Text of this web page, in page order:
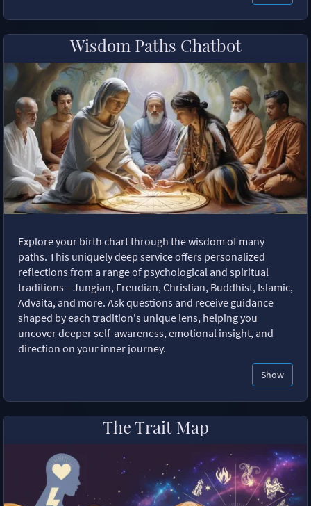
Wisdom Paths Chatbot
Explore your birth chart through the wisdom of many
paths. This uniquely deep service offers personalized
reflections from a range of psychological and spiritual
traditions—Jungian, Freudian, Christian, Buddhist, Islamic,
Advaita, and more. Ask questions and receive guidance
shaped by each tradition's unique lens, helping you
uncover deeper self-awareness, emotional insight, and
direction on your inner journey.
Show
The Trait Map